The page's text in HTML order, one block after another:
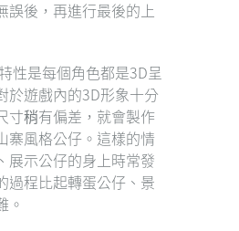
誤後，再進行最後的上
性是每個角色都是3D呈
於遊戲內的3D形象十分
寸稍有偏差，就會製作
寨風格公仔。這樣的情
展示公仔的身上時常發
過程比起轉蛋公仔、景
。